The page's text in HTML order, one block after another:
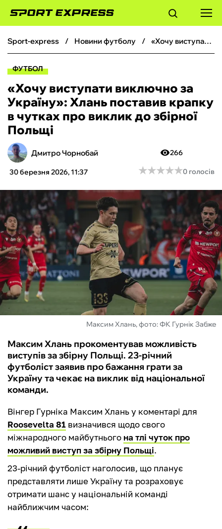
ФУТБОЛ
БОКС
ХОКЕЙ
ТЕНІС
КІБЕРСПОРТ
ЧС-2026
ФУТЗАЛ
ІНШІ
БУКМЕКЕРИ
sport-express новини футболу «Хочу виступати виключно за Україну»: Хлань поставив крапку в чутках про виклик до збірної Польщі
ФУТБОЛ
«Хочу виступати виключно за
Україну»: Хлань поставив крапку
в чутках про виклик до збірної
Польщі
Дмитро Чорнобай
30 березня 2026, 11:37
266
★★★★★
★★★★★0 голосів
Максим Хлань, фото: ФК Гурнік Забже
Максим Хлань прокоментував можливість
виступів за збірну Польщі. 23-річний
футболіст заявив про бажання грати за
Україну та чекає на виклик від національної
команди.
Вінгер Гурніка Максим Хлань у коментарі для
Roosevelta 81 визначився щодо свого
міжнародного майбутнього на тлі чуток про
можливий виступ за збірну Польщі.
23-річний футболіст наголосив, що планує
представляти лише Україну та розраховує
отримати шанс у національній команді
найближчим часом: